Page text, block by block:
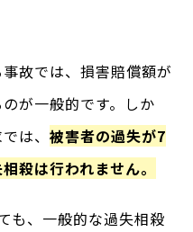
故では、損害賠償額が
が一般的です。しか
は、被害者の過失が7
殺は行われません。
も、一般的な過失相殺